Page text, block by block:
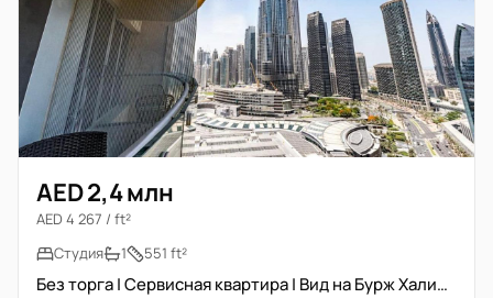
AED 2,4 млн
AED 4 267 / ft²
Студия
1 551 ft²
Без торга | Сервисная квартира | Вид на Бурж Халифа